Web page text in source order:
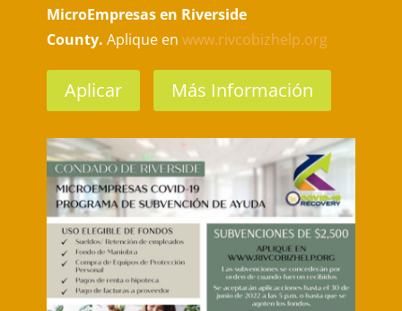
MicroEmpresas en Riverside
County. Aplique en www.rivcobizhelp.org
Aplicar Más Información